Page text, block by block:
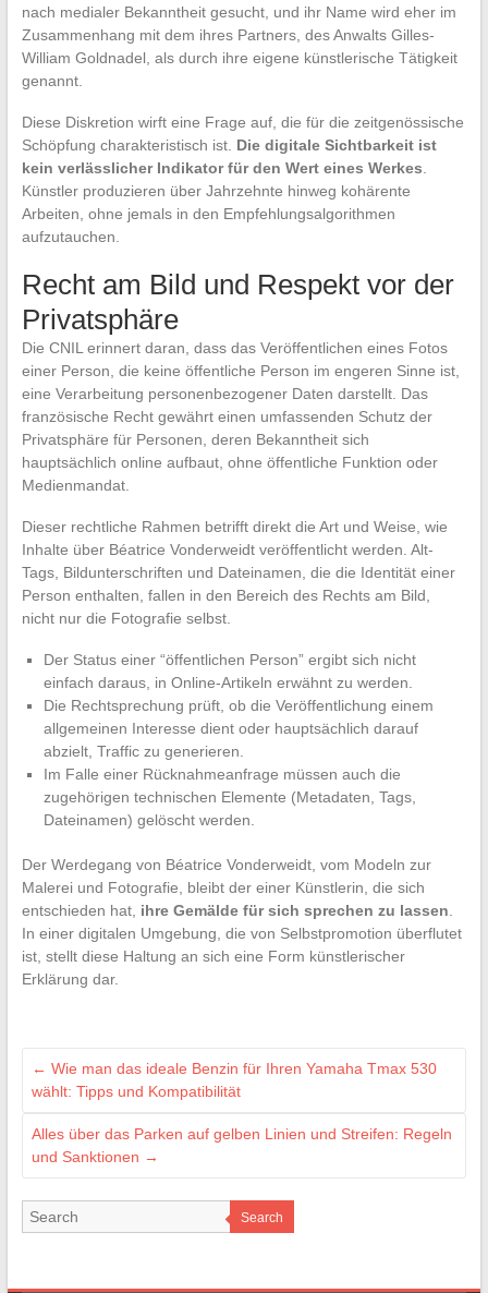
nach medialer Bekanntheit gesucht, und ihr Name wird eher im
Zusammenhang mit dem ihres Partners, des Anwalts Gilles-
William Goldnadel, als durch ihre eigene künstlerische Tätigkeit
genannt.
Diese Diskretion wirft eine Frage auf, die für die zeitgenössische
Schöpfung charakteristisch ist. Die digitale Sichtbarkeit ist
kein verlässlicher Indikator für den Wert eines Werkes.
Künstler produzieren über Jahrzehnte hinweg kohärente
Arbeiten, ohne jemals in den Empfehlungsalgorithmen
aufzutauchen.
Recht am Bild und Respekt vor der
Privatsphäre
Die CNIL erinnert daran, dass das Veröffentlichen eines Fotos
einer Person, die keine öffentliche Person im engeren Sinne ist,
eine Verarbeitung personenbezogener Daten darstellt. Das
französische Recht gewährt einen umfassenden Schutz der
Privatsphäre für Personen, deren Bekanntheit sich
hauptsächlich online aufbaut, ohne öffentliche Funktion oder
Medienmandat.
Dieser rechtliche Rahmen betrifft direkt die Art und Weise, wie
Inhalte über Béatrice Vonderweidt veröffentlicht werden. Alt-
Tags, Bildunterschriften und Dateinamen, die die Identität einer
Person enthalten, fallen in den Bereich des Rechts am Bild,
nicht nur die Fotografie selbst.
Der Status einer “öffentlichen Person” ergibt sich nicht
einfach daraus, in Online-Artikeln erwähnt zu werden.
Die Rechtsprechung prüft, ob die Veröffentlichung einem
allgemeinen Interesse dient oder hauptsächlich darauf
abzielt, Traffic zu generieren.
Im Falle einer Rücknahmeanfrage müssen auch die
zugehörigen technischen Elemente (Metadaten, Tags,
Dateinamen) gelöscht werden.
Der Werdegang von Béatrice Vonderweidt, vom Modeln zur
Malerei und Fotografie, bleibt der einer Künstlerin, die sich
entschieden hat, ihre Gemälde für sich sprechen zu lassen.
In einer digitalen Umgebung, die von Selbstpromotion überflutet
ist, stellt diese Haltung an sich eine Form künstlerischer
Erklärung dar.
← Wie man das ideale Benzin für Ihren Yamaha Tmax 530
wählt: Tipps und Kompatibilität
Alles über das Parken auf gelben Linien und Streifen: Regeln
und Sanktionen →
Search